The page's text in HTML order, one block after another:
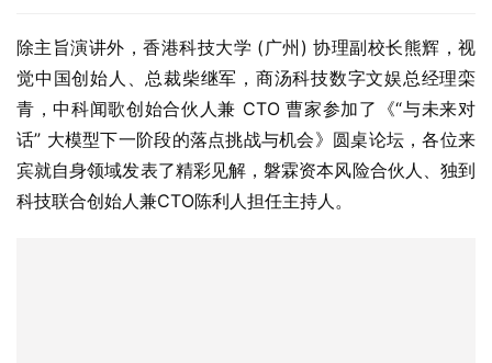
除主旨演讲外，香港科技大学 (广州) 协理副校长熊辉，视
觉中国创始人、总裁柴继军，商汤科技数字文娱总经理栾
青，中科闻歌创始合伙人兼 CTO 曹家参加了《“与未来对
话” 大模型下一阶段的落点挑战与机会》圆桌论坛，各位来
宾就自身领域发表了精彩见解，磐霖资本风险合伙人、独到
科技联合创始⼈兼CTO陈利人担任主持人。